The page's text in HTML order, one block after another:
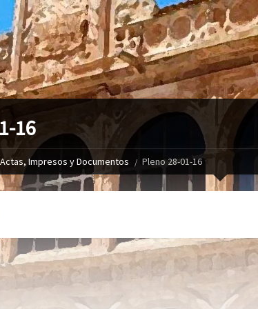
16
Impresos y Documentos Pleno 28-01-16